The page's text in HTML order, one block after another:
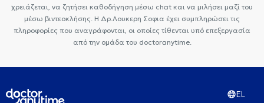
χρειάζεται, να ζητήσει καθοδήγηση μέσω chat και να μιλήσει μαζί του
μέσω βιντεοκλήσης. Η Δρ.Λουκερη Σοφια έχει συμπληρώσει τις
πληροφορίες που αναγράφονται, οι οποίες τίθενται υπό επεξεργασία
από την ομάδα του doctoranytime.
EL